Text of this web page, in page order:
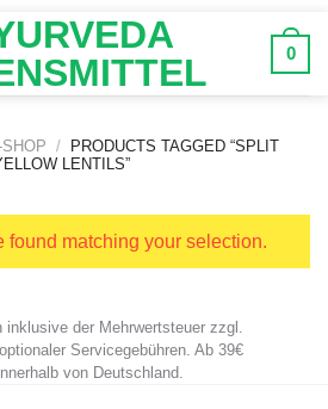
0
/
PRODUCTS TAGGED “SPLIT
LENTILS”
found matching your selection.
der Mehrwertsteuer zzgl.
Servicegebühren. Ab 39€
von Deutschland.